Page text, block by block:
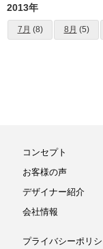
2013年
7月 (8) 8月 (5)
コンセプト
お客様の声
デザイナー紹介
会社情報
プライバシーポリ